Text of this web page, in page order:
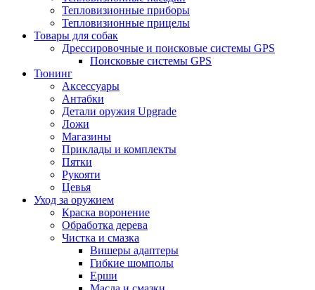
Тепловизионные приборы
Тепловизионные прицелы
Товары для собак
Дрессировочные и поисковые системы GPS
Поисковые системы GPS
Тюнинг
Аксессуары
Антабки
Детали оружия Upgrade
Ложи
Магазины
Приклады и комплекты
Пятки
Рукояти
Цевья
Уход за оружием
Краска воронение
Обработка дерева
Чистка и смазка
Вишеры адаптеры
Гибкие шомполы
Ерши